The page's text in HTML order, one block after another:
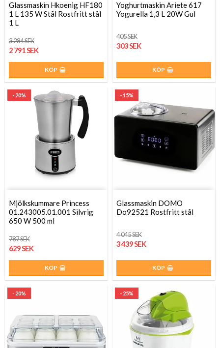
Glassmaskin Hkoenig HF180
1 L 135 W Stål Rostfritt stål
1 L
3 284 SEK
2 791 SEK
KÖP
Yoghurtmaskin Ariete 617
Yogurella 1,3 L 20W Gul
405 SEK
303 SEK
KÖP
- 20%
Mjölkskummare Princess
01.243005.01.001 Silvrig
650 W 500 ml
787 SEK
629 SEK
KÖP
- 15%
Glassmaskin DOMO
Do92521 Rostfritt stål
4 045 SEK
3 439 SEK
KÖP
- 20% - 25%